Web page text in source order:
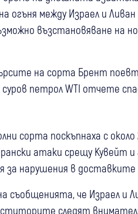
огъня между Израел и
възстановяване на
на сорта Брент
петрол WTI отчете
сорта поскъпнаха с
атаки срещу Кувейт и
за нарушения в доставките
съобщенията, че Израел и
следят